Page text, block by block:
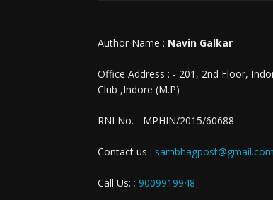
Author Name : Navin Galkar
Office Address : - 201, 2nd Floor,
Club ,Indore (M.P)
RNI No. - MPHIN/2015/60688
Contact us : sambhagpost@gmail.com
Call Us: : 9009919948